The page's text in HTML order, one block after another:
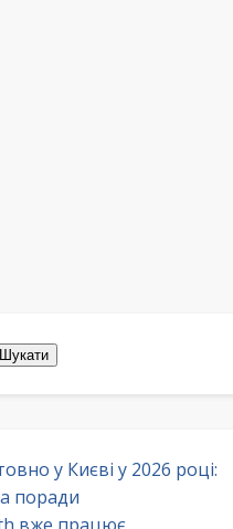
у Києві у 2026 році:
поради